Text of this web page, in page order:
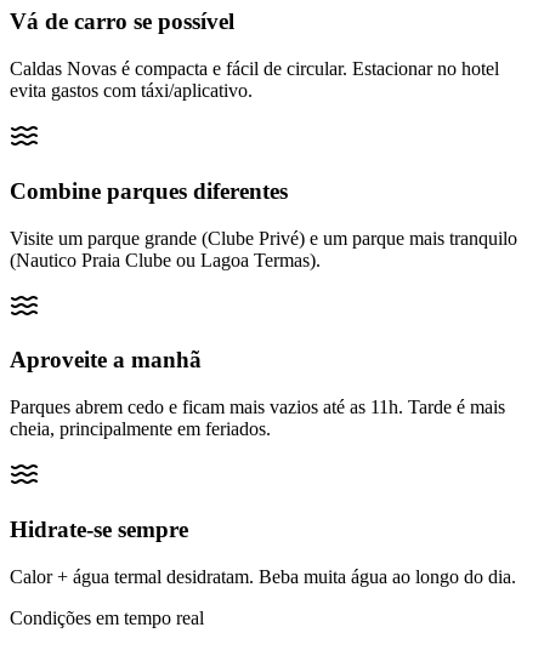
Vá de carro se possível
Caldas Novas é compacta e fácil de circular. Estacionar no hotel
evita gastos com táxi/aplicativo.
Combine parques diferentes
Visite um parque grande (Clube Privé) e um parque mais tranquilo
(Nautico Praia Clube ou Lagoa Termas).
Aproveite a manhã
Parques abrem cedo e ficam mais vazios até as 11h. Tarde é mais
cheia, principalmente em feriados.
Hidrate-se sempre
Calor + água termal desidratam. Beba muita água ao longo do dia.
Condições em tempo real